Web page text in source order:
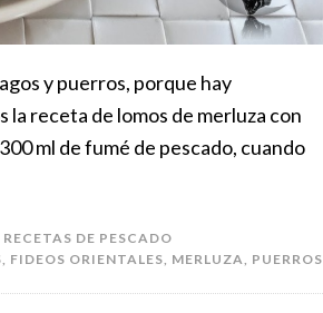
y puerros, porque hay
la receta de lomos de merluza con
ml de fumé de pescado, cuando
RECETAS DE PESCADO
FIDEOS ORIENTALES MERLUZA PUERROS